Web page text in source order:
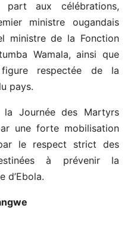
part aux célébrations,
ministre ougandais
ministre de la Fonction
Wamala, ainsi que
respectée de la
pays.
Journée des Martyrs
une forte mobilisation
le respect strict des
à prévenir la
d’Ebola.